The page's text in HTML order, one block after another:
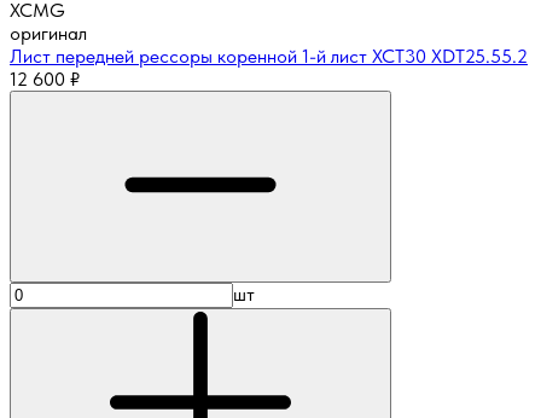
XCMG
оригинал
Лист передней рессоры коренной 1-й лист XCT30 XDT25.55.2
12 600 ₽
шт